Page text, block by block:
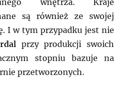
są również ze swojej
I w tym przypadku jest nie
przy produkcji swoich
stopniu bazuje na
przetworzonych.